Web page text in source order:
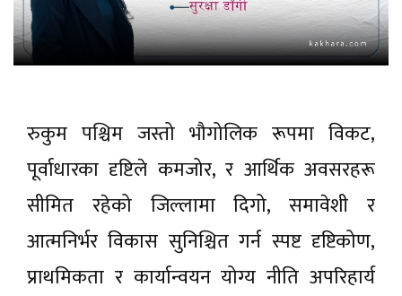
रुकुम पश्चिम जस्तो भौगोलिक रूपमा विकट,
पूर्वाधारका दृष्टिले कमजोर, र आर्थिक अवसरहरू
सीमित रहेको जिल्लामा दिगो, समावेशी र
आत्मनिर्भर विकास सुनिश्चित गर्न स्पष्ट दृष्टिकोण,
प्राथमिकता र कार्यान्वयन योग्य नीति अपरिहार्य